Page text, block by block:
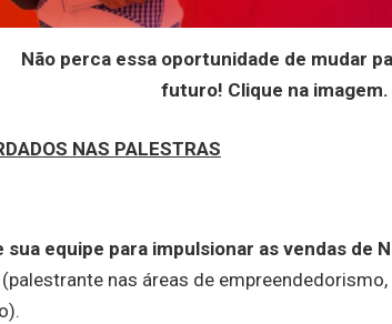
Não perca essa oportunidade de mudar
futuro! Clique na imagem.
NAS PALESTRAS
sua equipe para impulsionar as vendas de
(palestrante nas áreas de